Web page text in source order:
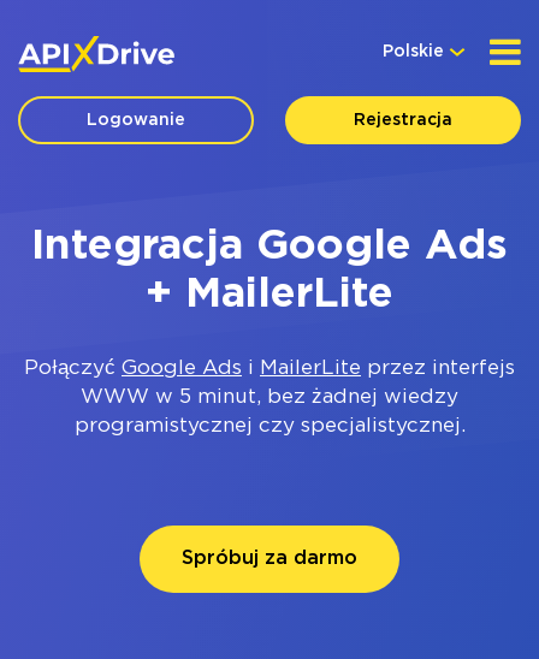
Polskie
Logowanie Rejestracja
Integracja Google Ads
+ MailerLite
Połączyć Google Ads i MailerLite przez interfejs
WWW w 5 minut, bez żadnej wiedzy
programistycznej czy specjalistycznej.
Spróbuj za darmo